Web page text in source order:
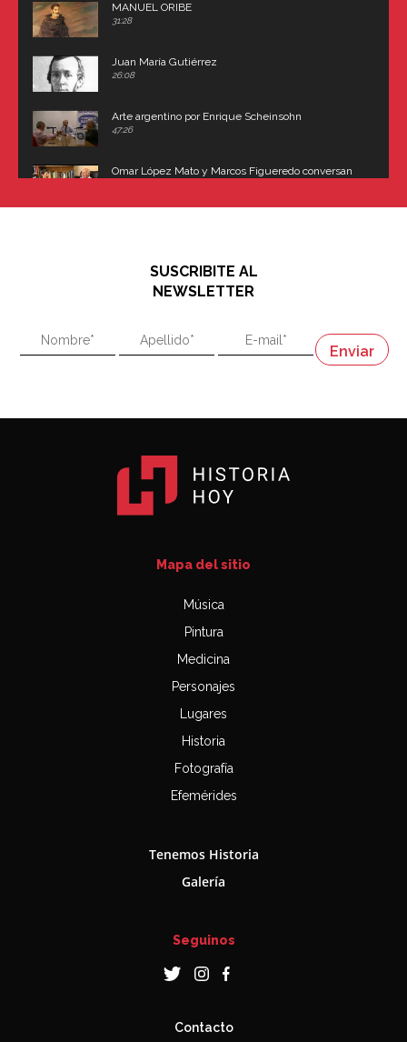
MANUEL ORIBE
31:28
Juan María Gutiérrez
26:08
Arte argentino por Enrique Scheinsohn
47:26
Omar López Mato y Marcos Figueredo conversan
"En política, la estupidez no es una desventaja"
"En política, la estupidez no es una desventaja"
Napoleón
SUSCRIBITE AL
NEWSLETTER
Mapa del sitio
Música
Pintura
Medicina
Personajes
Lugares
Historia
Fotografía
Efemérides
Tenemos Historia
Galería
Seguinos
Contacto